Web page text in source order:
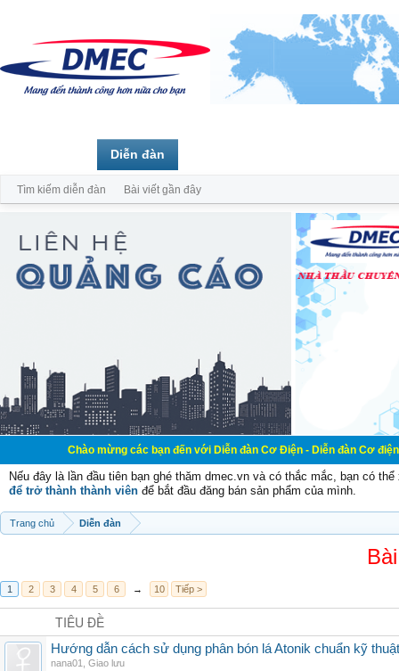
Chào mừng các bạn đến với Diễn đàn Cơ Điện - Diễn đàn Cơ điện là nơi
Nếu đây là lần đầu tiên bạn ghé thăm dmec.vn và có thắc mắc, bạn có
để trở thành thành viên để bắt đầu đăng bán sản phẩm của mình.
Trang chủ Diễn đàn
1 2 3 4 5 6 → 10 Tiếp >
TIÊU ĐỀ
Hướng dẫn cách sử dụng phân bón lá Atonik chuẩn kỹ thuật
nana01
Giao lưu
Diễn đàn
Tìm kiếm diễn đàn Bài viết gần đây